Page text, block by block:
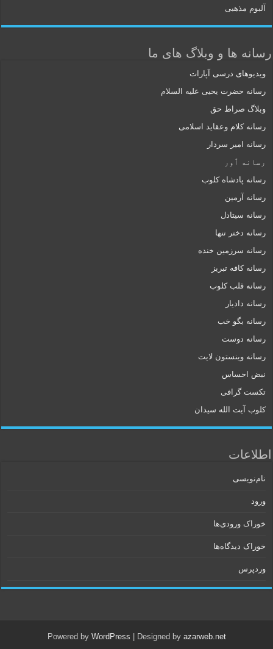
آلبوم مذهبی
رسانه ها و وبلاگ های ما
ویدیوهای درسی آپارات
رسانه حضرت یحیی علیه السلام
وبلاگ صراط حق
رسانه کلام وعقاید اسلامی
رسانه امیر سردار
رسانه ٱور
رسانه پادشاه کلوب
رسانه آرمین
رسانه سیتادل
رسانه دختر تنها
رسانه سرزمین خنده
رسانه کافه تبریز
رسانه قلب کلوب
رسانه دادیار
رسانه بگو خب
رسانه دوست
رسانه وینستون لایت
نبض احساس
تکست گرافی
کلوب آیت الله سیدان
اطلاعات
نام‌نویسی
ورود
خوراک ورودی‌ها
خوراک دیدگاه‌ها
وردپرس
Powered by WordPress | Designed by azarweb.net